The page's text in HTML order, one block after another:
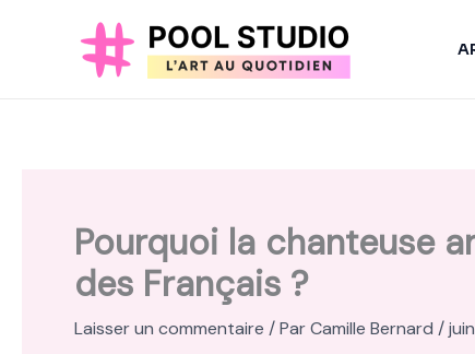
Pourquoi la chanteuse
des Français ?
Laisser un commentaire / ParCamille Bernard /